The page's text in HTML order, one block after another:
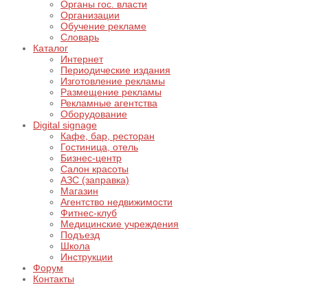
Органы гос. власти
Организации
Обучение рекламе
Словарь
Каталог
Интернет
Периодические издания
Изготовление рекламы
Размещение рекламы
Рекламные агентства
Оборудование
Digital signage
Кафе, бар, ресторан
Гостиница, отель
Бизнес-центр
Салон красоты
АЗС (заправка)
Магазин
Агентство недвижимости
Фитнес-клуб
Медицинские учреждения
Подъезд
Школа
Инструкции
Форум
Контакты